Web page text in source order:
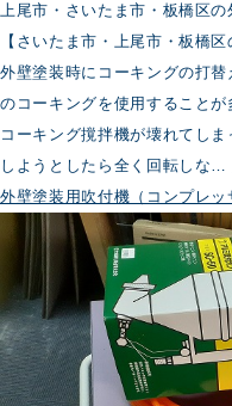
上尾市・さいたま市・板橋区
【さいたま市・上尾市・板橋
外壁塗装時にコーキングの打
のコーキングを使用すること
コーキング撹拌機が壊れてし
しようとしたら全く回転しな…
外壁塗装用吹付機（コンプレッ